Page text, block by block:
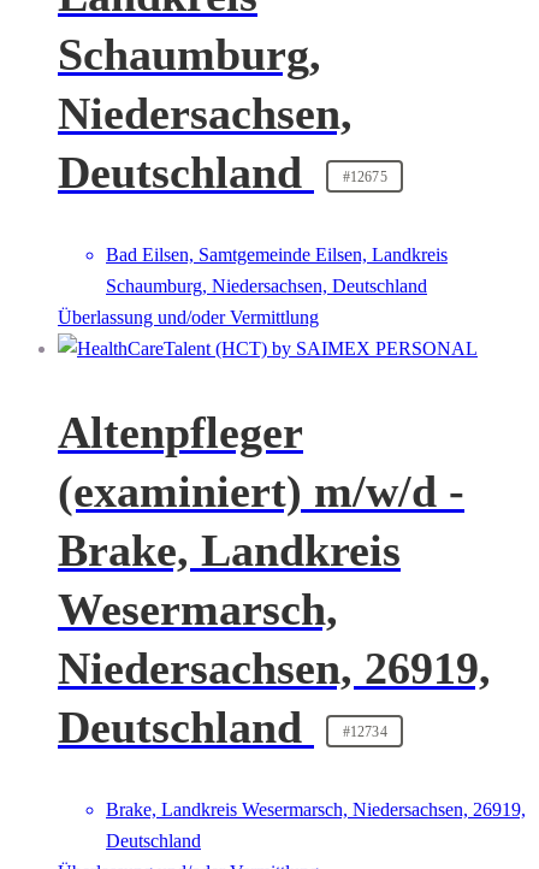
Schaumburg,
Niedersachsen,
Deutschland
#12675
Bad Eilsen, Samtgemeinde Eilsen, Landkreis
Schaumburg, Niedersachsen, Deutschland
Überlassung und/oder Vermittlung
Altenpfleger
(examiniert) m/w/d -
Brake, Landkreis
Wesermarsch,
Niedersachsen, 26919,
Deutschland
#12734
Brake, Landkreis Wesermarsch, Niedersachsen, 26919,
Deutschland